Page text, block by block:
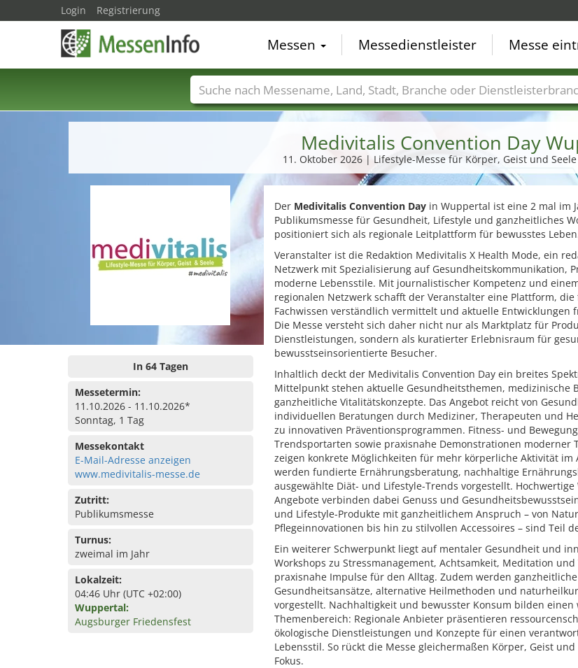
Medivitalis Convention Day
11. Oktober 2026 | Lifestyle-Messe für Körper, Geist und
In 64 Tagen
Messetermin:
11.10.2026 - 11.10.2026*
Sonntag, 1 Tag
Messekontakt
E-Mail-Adresse anzeigen
www.medivitalis-messe.de
Zutritt:
Publikumsmesse
Turnus:
zweimal im Jahr
Lokalzeit:
04:46 Uhr (UTC +02:00)
Wuppertal:
Augsburger Friedensfest
Der Medivitalis Convention Dayin Wuppertal ist eine 2 mal im
Publikumsmesse für Gesundheit, Lifestyle und ganzheitliches
positioniert sich als regionale Leitplattform für bewusstes
Veranstalter ist die Redaktion Medivitalis X Health Mode, ein
Netzwerk mit Spezialisierung auf Gesundheitskommunikation,
moderne Lebensstile. Mit journalistischer Kompetenz und
regionalen Netzwerk schafft der Veranstalter eine Plattform,
Fachwissen verständlich vermittelt und aktuelle Entwicklungen
Die Messe versteht sich daher nicht nur als Marktplatz für
Dienstleistungen, sondern als kuratierter Erlebnisraum für
bewusstseinsorientierte Besucher.
Inhaltlich deckt der Medivitalis Convention Day ein breites
Mittelpunkt stehen aktuelle Gesundheitsthemen, medizinische
ganzheitliche Vitalitätskonzepte. Das Angebot reicht von
individuellen Beratungen durch Mediziner, Therapeuten und
zu innovativen Präventionsprogrammen. Fitness- und
Trendsportarten sowie praxisnahe Demonstrationen moderner
zeigen konkrete Möglichkeiten für mehr körperliche Aktivität im
werden fundierte Ernährungsberatung, nachhaltige
ausgewählte Diät- und Lifestyle-Trends vorgestellt. Hochwertige
Angebote verbinden dabei Genuss und
und Lifestyle-Produkte mit ganzheitlichem Anspruch – von
Pflegeinnovationen bis hin zu stilvollen Accessoires – sind Teil
Ein weiterer Schwerpunkt liegt auf mentaler Gesundheit und
Workshops zu Stressmanagement, Achtsamkeit, Meditation
praxisnahe Impulse für den Alltag. Zudem werden ganzheitliche
Gesundheitsansätze, alternative Heilmethoden und
vorgestellt. Nachhaltigkeit und bewusster Konsum bilden einen
Themenbereich: Regionale Anbieter präsentieren
ökologische Dienstleistungen und Konzepte für einen
Lebensstil. So rückt die Messe gleichermaßen Körper, Geist
Fokus.
Login Registrierung
Messen Messedienstleister Messe
Messenamen Länder Städte Branchen Dienstleisterbranchen